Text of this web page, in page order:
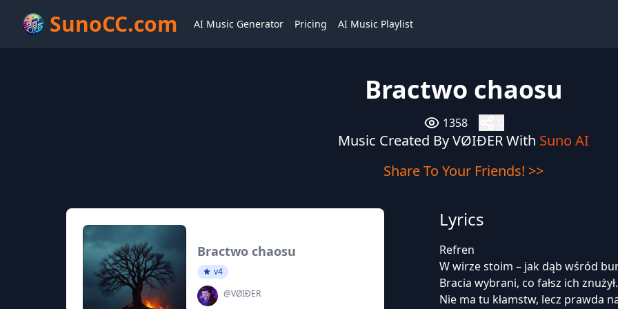
SunoCC.com AI Music Generator Pricing AI Music Playlist
Bractwo chaosu
1358
Music Created By VØIĐER With Suno AI
Share To Your Friends! >>
Bractwo chaosu
v4
@VØIĐER
Lyrics
Refren
W wirze stoim – jak dąb wśród
Bracia wybrani, co fałsz ich znużył.
Nie ma tu kłamstw, lecz prawda